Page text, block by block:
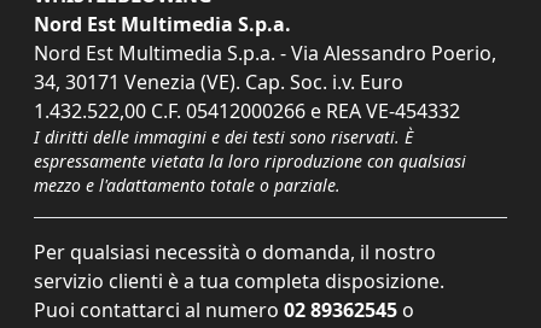
Nord Est Multimedia S.p.a.
Nord Est Multimedia S.p.a. - Via Alessandro Poerio,
34, 30171 Venezia (VE). Cap. Soc. i.v. Euro
1.432.522,00 C.F. 05412000266 e REA VE-454332
I diritti delle immagini e dei testi sono riservati. È
espressamente vietata la loro riproduzione con qualsiasi
mezzo e l'adattamento totale o parziale.
Per qualsiasi necessità o domanda, il nostro
servizio clienti è a tua completa disposizione.
Puoi contattarci al numero 02 89362545 o